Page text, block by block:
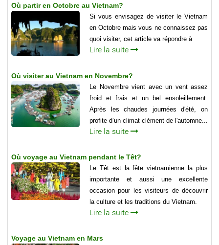
Où partir en Octobre au Vietnam?
Si vous envisagez de visiter le Vietnam
en Octobre mais vous ne connaissez pas
quoi visiter, cet article va répondre à
Lire la suite
Où visiter au Vietnam en Novembre?
Le Novembre vient avec un vent assez
froid et frais et un bel ensoleillement.
Après les chaudes journées d'été, on
profite d’un climat clément de l'automne...
Lire la suite
Où voyage au Vietnam pendant le Têt?
Le Têt est la fête vietnamienne la plus
importante et aussi une excellente
occasion pour les visiteurs de découvrir
la culture et les traditions du Vietnam.
Lire la suite
Voyage au Vietnam en Mars